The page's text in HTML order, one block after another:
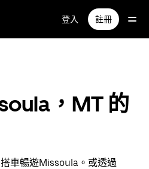
登入 註冊
，MT 的
車暢遊Missoula。或透過